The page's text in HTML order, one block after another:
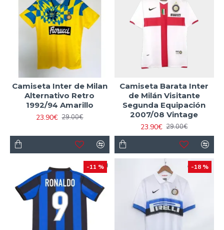
Camiseta Inter de Milan
Alternativo Retro
1992/94 Amarillo
23.90€ 29.00€
Camiseta Barata Inter
de Milán Visitante
Segunda Equipación
2007/08 Vintage
23.90€ 29.00€
-11 % -18 %